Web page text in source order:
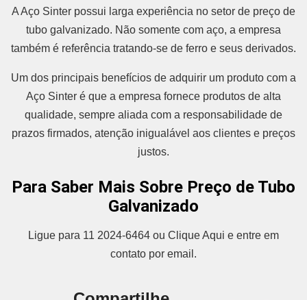
A Aço Sinter possui larga experiência no setor de preço de
tubo galvanizado. Não somente com aço, a empresa
também é referência tratando-se de ferro e seus derivados.
Um dos principais benefícios de adquirir um produto com a
Aço Sinter é que a empresa fornece produtos de alta
qualidade, sempre aliada com a responsabilidade de
prazos firmados, atenção inigualável aos clientes e preços
justos.
Para Saber Mais Sobre Preço de Tubo
Galvanizado
Ligue para 11 2024-6464 ou Clique Aqui e entre em
contato por email.